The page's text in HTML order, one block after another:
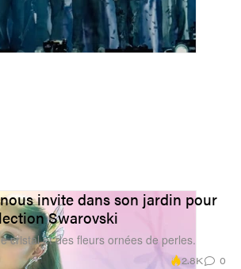
invite dans son jardin pour
Swarovski
cristal et des fleurs ornées de perles.
2.8K 0